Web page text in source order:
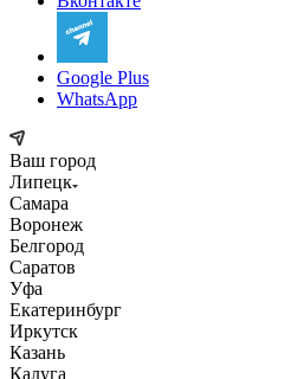
Google Plus
WhatsApp
Ваш город
Липецк
Самара
Воронеж
Белгород
Саратов
Уфа
Екатеринбург
Иркутск
Казань
Калуга